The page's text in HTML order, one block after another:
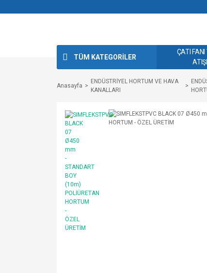
TÜM KATEGORİLER
ÇATI
Anasayfa
ENDÜSTRİYEL HORTUM VE HAVA
KANALLARI